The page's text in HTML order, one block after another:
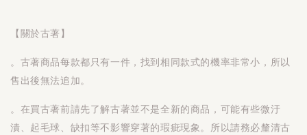
【關於古著】
。古著商品每款都只有一件，找到相同款式的機率非常小，所以
售出後無法追加。
。在買古著前請先了解古著並不是全新的商品，可能有些微汙
漬、起毛球、缺扣等不影響穿著的瑕疵現象。所以請務必釐清古